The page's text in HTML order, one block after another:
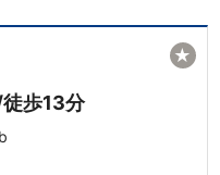
徒歩13分
★